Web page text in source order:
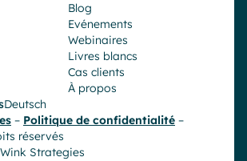
Blog
Evénements
Webinaires
Livres blancs
Cas clients
À propos
Deutsch
– Politique de confidentialité –
réservés
Wink Strategies